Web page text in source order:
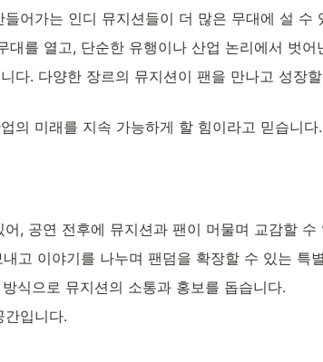
어가는 인디 뮤지션들이 더 많은 무대에 설 수
를 열고, 단순한 유행이나 산업 논리에서 벗어
다. 다양한 장르의 뮤지션이 팬을 만나고 성장
의 미래를 지속 가능하게 할 힘이라고 믿습니다.
, 공연 전후에 뮤지션과 팬이 머물며 교감할 수
고 이야기를 나누며 팬덤을 확장할 수 있는 특
식으로 뮤지션의 소통과 홍보를 돕습니다.
입니다.